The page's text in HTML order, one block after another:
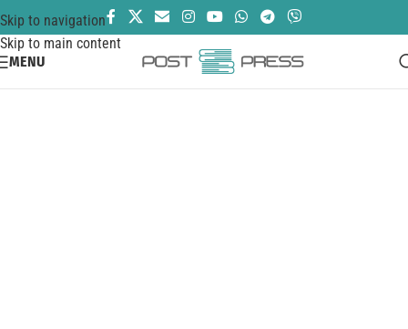
Skip to navigation
Skip to main content
MENU